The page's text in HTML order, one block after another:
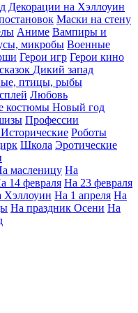
Декорации на Хэллоуин
Маски на стену
Аниме Вампиры и
микробы Военные
Герои игр Герои кино
Дикий запад
птицы, рыбы
Любовь
костюмы Новый год
Профессии
Роботы
Школа Эротические
масленицу На
14 февраля На 23 февраля
Хэллоуин На 1 апреля На
На праздник Осени На